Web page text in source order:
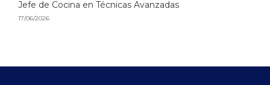
Jefe de Cocina en Técnicas Avanzadas
17/06/2026